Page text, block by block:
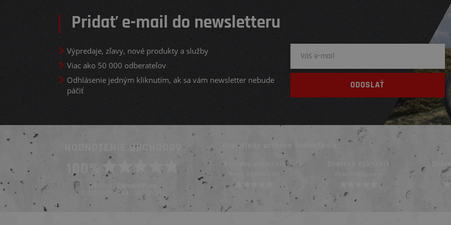
Pridať e-mail do newsletteru
Výpredaje, zľavy, nové produkty a služby
Viac ako 50 000 odberateľov
Odhlásenie jedným kliknutím, ak sa vám newsletter nebude
páčiť
HODNOTENIE OBCHODOV
100%
Obchod ElementStore
ohodnotilo 244 zákazníkov
Naposledy pridané hodnotenie::
Overený zákazník
Pred 5 dňami Pred 4 týždňami
Overený zákazník Overený zákazník
Pred mesiacom